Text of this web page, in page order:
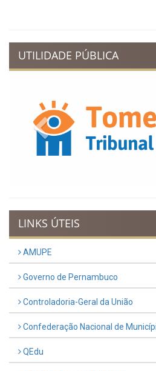
UTILIDADE PÚBLICA
Previous
LINKS ÚTEIS
AMUPE
Governo de Pernambuco
Controladoria-Geral da União
Confederação Nacional de
QEdu